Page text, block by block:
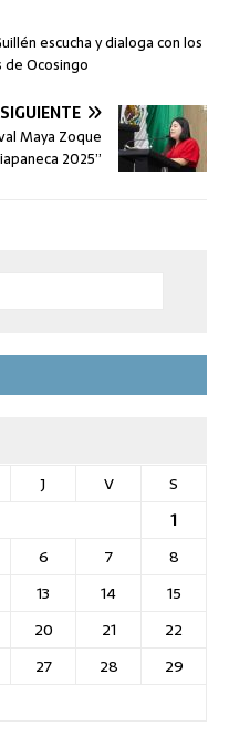
escucha y dialoga con los
Ocosingo
SIGUIENTE
Maya Zoque
2025”
J V
S
1
6 7
8
13 14
15
20 21
22
27 28
29